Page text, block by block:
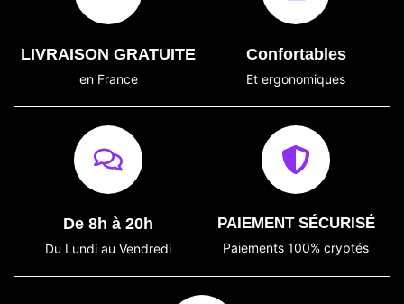
LIVRAISON GRATUITE
en France
Confortables
Et ergonomiques
De 8h à 20h
Du Lundi au Vendredi
PAIEMENT SÉCURISÉ
Paiements 100% cryptés